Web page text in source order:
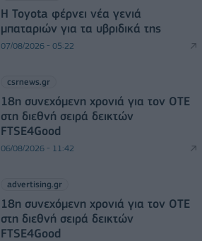
Η Toyota φέρνει νέα γενιά
μπαταριών για τα υβριδικά της
07/08/2026 - 05:22
csrnews.gr
18η συνεχόμενη χρονιά για τον ΟΤΕ
στη διεθνή σειρά δεικτών
FTSE4Good
06/08/2026 - 11:42
advertising.gr
18η συνεχόμενη χρονιά για τον ΟΤΕ
στη διεθνή σειρά δεικτών
FTSE4Good